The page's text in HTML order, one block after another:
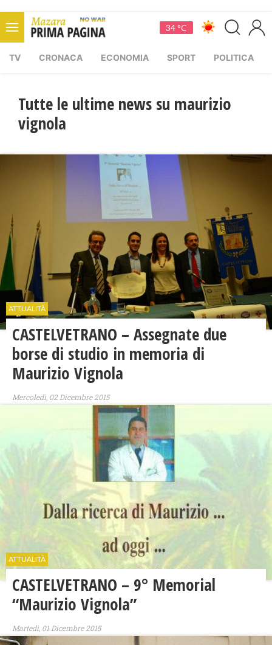
34 °C
TV CRONACA ECONOMIA SPORT POLITICA
Tutte le ultime news su maurizio
vignola
ATTUALITÀ
CASTELVETRANO – Assegnate due
borse di studio in memoria di
Maurizio Vignola
Mercoledì, 02 Dicembre 2015
ATTUALITÀ
CASTELVETRANO – 9° Memorial
“Maurizio Vignola”
Martedì, 01 Dicembre 2015